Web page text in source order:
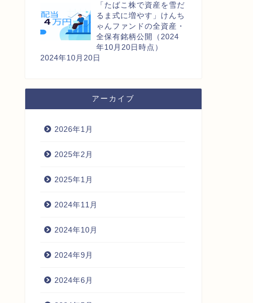
「たばこ株で資産を雪だ
るま式に増やす」けんち
ゃんファンドの全資産・
全保有銘柄公開（2024
年10月20日時点）
2024年10月20日
アーカイブ
2026年1月
2025年2月
2025年1月
2024年11月
2024年10月
2024年9月
2024年6月